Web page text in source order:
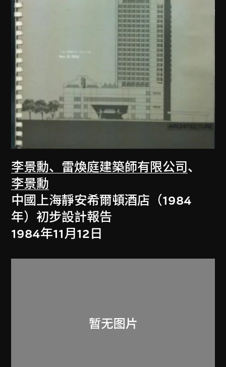
李景勳、雷煥庭建築師有限公司 、
李景勳
中國上海靜安希爾頓酒店（1984
年）初步設計報告
1984年11月12日